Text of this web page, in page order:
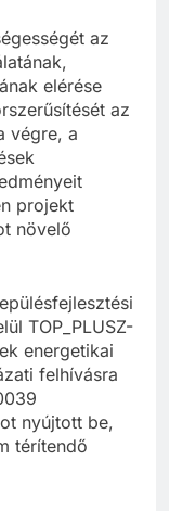
az
elérése
az
végre, a
projekt
növelő
TOP_PLUSZ-
energetikai
felhívásra
nyújtott be,
térítendő